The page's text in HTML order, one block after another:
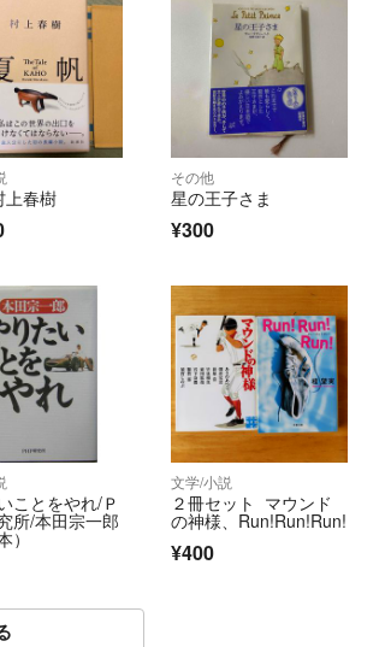
春樹
その他
星の王子さま
¥300
ことをやれ/Ｐ
所/本田宗一郎
）
文学/小説
２冊セット マウンド
の神様、Run!Run!Run!
¥400